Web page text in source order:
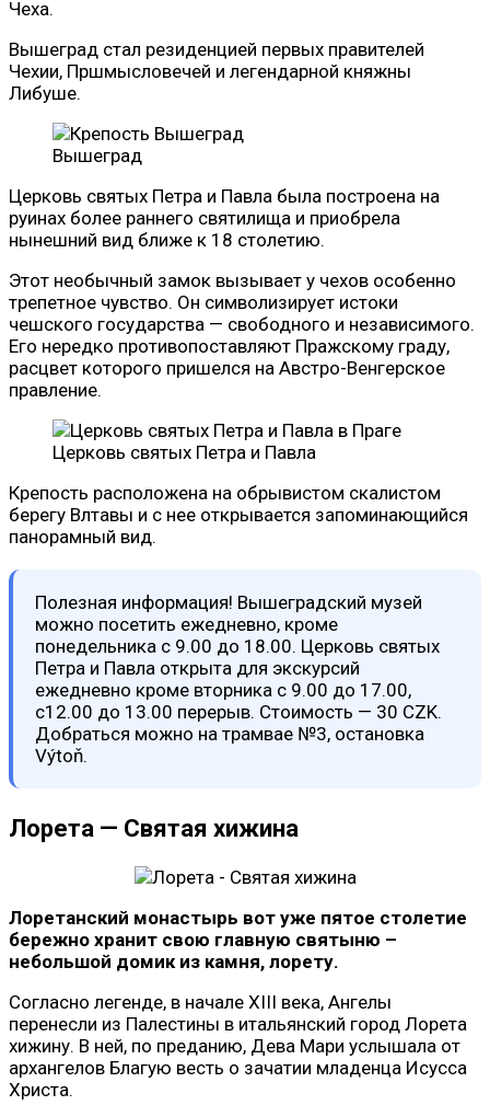
Чеха.
Вышеград стал резиденцией первых правителей
Чехии, Пршмысловечей и легендарной княжны
Либуше.
Вышеград
Церковь святых Петра и Павла была построена на
руинах более раннего святилища и приобрела
нынешний вид ближе к 18 столетию.
Этот необычный замок вызывает у чехов особенно
трепетное чувство. Он символизирует истоки
чешского государства — свободного и независимого.
Его нередко противопоставляют Пражскому граду,
расцвет которого пришелся на Австро-Венгерское
правление.
Церковь святых Петра и Павла
Крепость расположена на обрывистом скалистом
берегу Влтавы и с нее открывается запоминающийся
панорамный вид.
Полезная информация! Вышеградский музей
можно посетить ежедневно, кроме
понедельника с 9.00 до 18.00. Церковь святых
Петра и Павла открыта для экскурсий
ежедневно кроме вторника с 9.00 до 17.00,
с12.00 до 13.00 перерыв. Стоимость — 30 CZK.
Добраться можно на трамвае №3, остановка
Výtoň.
Лорета — Святая хижина
Лоретанский монастырь вот уже пятое столетие
бережно хранит свою главную святыню –
небольшой домик из камня, лорету.
Согласно легенде, в начале XIII века, Ангелы
перенесли из Палестины в итальянский город Лорета
хижину. В ней, по преданию, Дева Мари услышала от
архангелов Благую весть о зачатии младенца Исусса
Христа.